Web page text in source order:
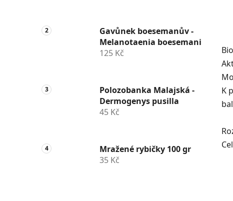
Gavůnek boesemanův -
Melanotaenia boesemani
125 Kč
Polozobanka Malajská -
Dermogenys pusilla
45 Kč
Mražené rybičky 100 gr
35 Kč
K